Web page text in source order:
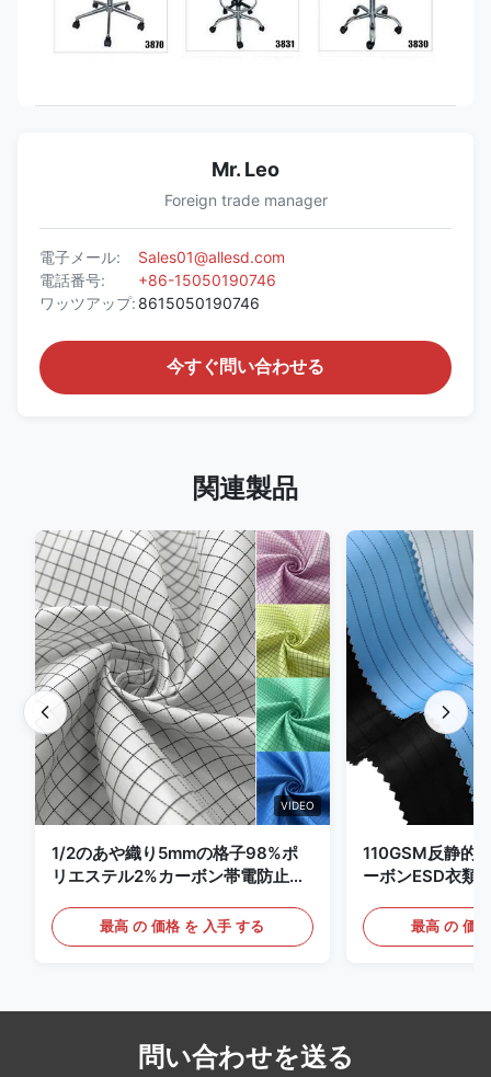
Mr. Leo
Foreign trade manager
電子メール:
Sales01@allesd.com
電話番号:
+86-15050190746
ワッツアップ: 8615050190746
今すぐ問い合わせる
関連製品
VIDEO
1/2のあや織り5mmの格子98%ポ
リエステル2%カーボン帯電防止衣
最高 の 価格 を 入手 する
110GSM反静的
ーボンESD衣類
最高 の 価
問い合わせを送る